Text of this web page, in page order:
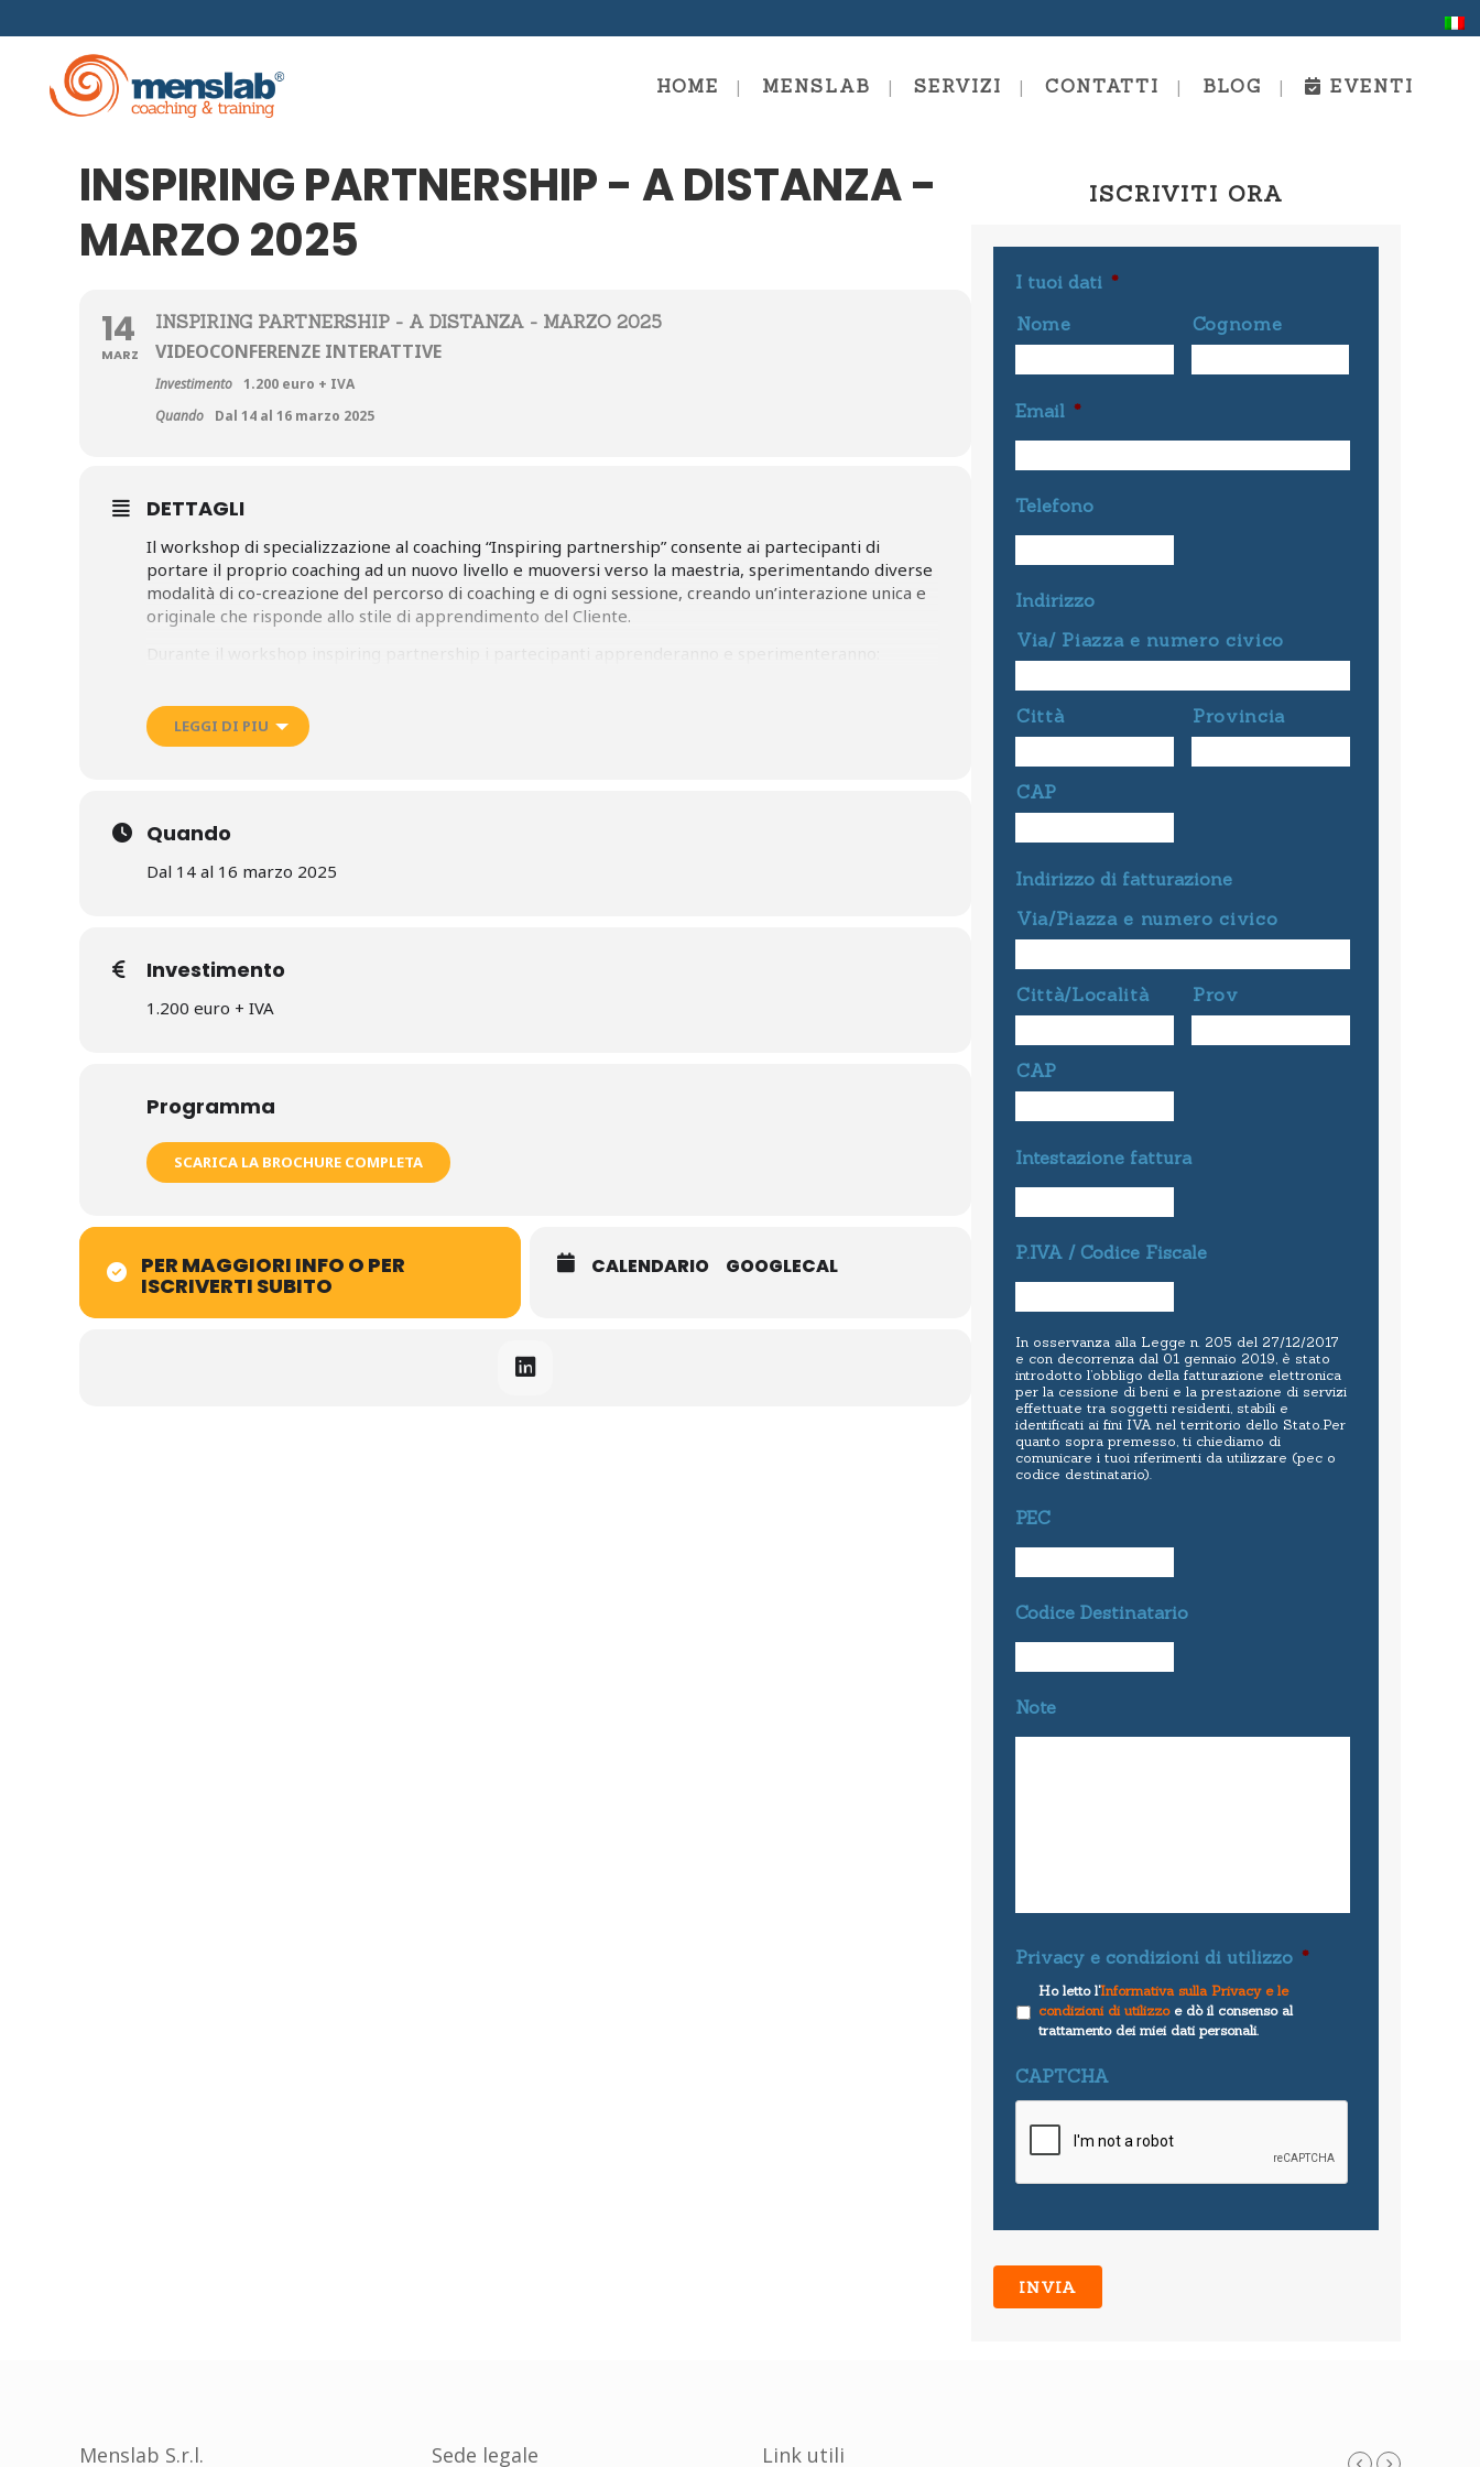
HOME MENSLAB SERVIZI
Formazione Manageriale
Mastery Coaching Certification
Formazione Alla Comunicazione
Coaching Personale E
CONTATTI BLOG EVENTI
INSPIRING PARTNERSHIP - A DISTANZA -
MARZO 2025
14
MARZ
INSPIRING PARTNERSHIP - A DISTANZA - MARZO 2025
VIDEOCONFERENZE INTERATTIVE
Investimento 1.200 euro + IVA
Quando
Dal 14 al 16 marzo 2025
DETTAGLI
Il workshop di specializzazione al coaching “Inspiring partnership” consente ai partecipanti di
portare il proprio coaching ad un nuovo livello e muoversi verso la maestria, sperimentando diverse
modalità di co-creazione del percorso di coaching e di ogni sessione, creando un’interazione unica e
originale che risponde allo stile di apprendimento del Cliente.
Durante il workshop inspiring partnership i partecipanti apprenderanno e sperimenteranno:
influenze derivanti dalla soggettività del Coach;
Il processo di costruzione dell’inspiring partnership: invitare il Cliente a contribuire alla costruzione della
Il potere della fiducia;
LEGGI DI PIU
Quando
Dal 14 al 16 marzo 2025
Investimento
1.200 euro + IVA
Programma
SCARICA LA BROCHURE COMPLETA
PER MAGGIORI INFO O PER
ISCRIVERTI SUBITO
CALENDARIO GOOGLECAL
ISCRIVITI ORA
I tuoi dati *
Nome
Cognome
Email *
Telefono
Indirizzo
Via/ Piazza e numero civico
Città Provincia
CAP
Indirizzo di fatturazione
Via/Piazza e numero civico
Città/Località Prov
CAP
Intestazione fattura
P.IVA / Codice Fiscale
In osservanza alla Legge n. 205 del 27/12/2017
e con decorrenza dal 01 gennaio 2019, è stato
introdotto l’obbligo della fatturazione elettronica
per la cessione di beni e la prestazione di servizi
effettuate tra soggetti residenti, stabili e
identificati ai fini IVA nel territorio dello Stato.Per
quanto sopra premesso, ti chiediamo di
comunicare i tuoi riferimenti da utilizzare (pec o
codice destinatario).
PEC
Codice Destinatario
Note
Privacy e condizioni di utilizzo *
Ho letto l'Informativa sulla Privacy e le
condizioni di utilizzoe dò il consenso al
trattamento dei miei dati personali.
CAPTCHA
Menslab S.r.l. Sede legale Link utili